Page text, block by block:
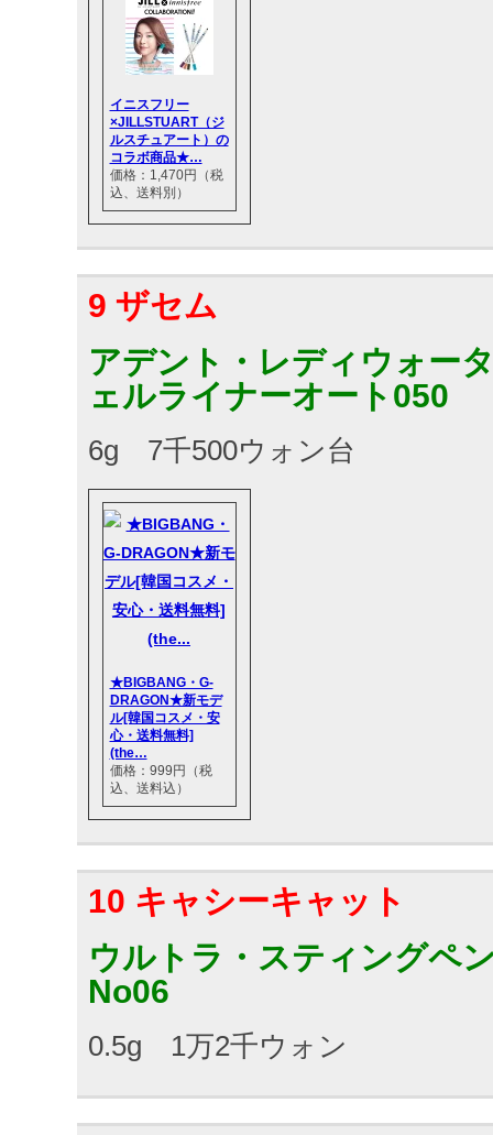
イニスフリー
×JILLSTUART（ジ
ルスチュアート）の
コラボ商品★…
価格：1,470円（税
込、送料別）
9 ザセム
アデント・レディウォー
ェルライナーオート050
6g 7千500ウォン台
★BIGBANG・G-
DRAGON★新モデ
ル[韓国コスメ・安
心・送料無料]
(the…
価格：999円（税
込、送料込）
10 キャシーキャット
ウルトラ・スティングペ
No06
0.5g 1万2千ウォン